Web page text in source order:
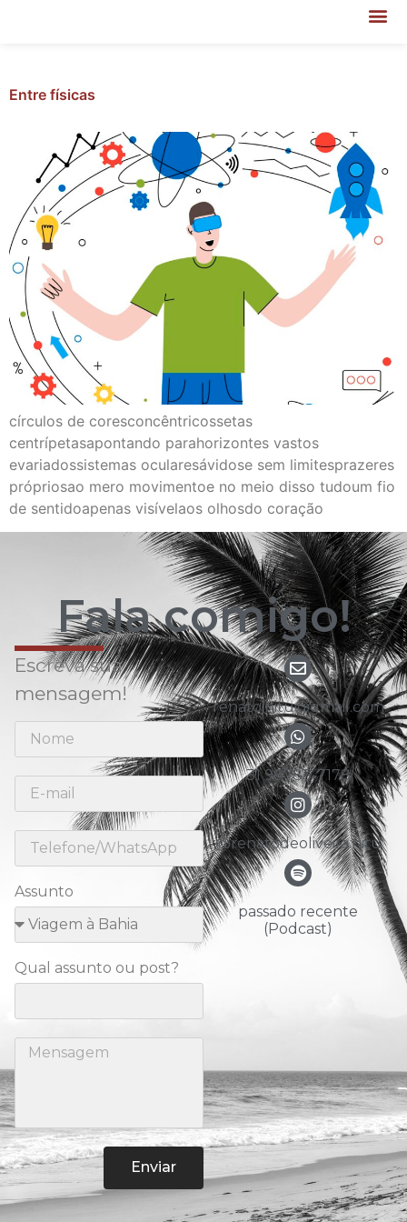
Entre físicas
círculos de coresconcêntricossetas
centrípetasapontando parahorizontes vastos
evariadossistemas ocularesávidose sem limitesprazeres
própriosao mero movimentoe no meio disso tudoum fio
de sentidoapenas visívelaos olhosdo coração
Fala comigo!
Escreva sua
mensagem!
Assunto
Qual assunto ou post?
Enviar
renato.nitu@gmail.com
31 98783-7178
@renatodeoliveira.nitu
passado recente
(Podcast)